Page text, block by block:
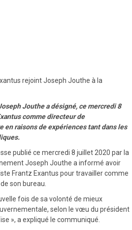
rejoint Joseph Jouthe à la
Jouthe a désigné, ce mercredi 8
comme directeur de
en raisons de expériences tant dans les
publié ce mercredi 8 juillet 2020 par la
Joseph Jouthe a informé avoir
Frantz Exantus pour travailler comme
son bureau.
fois de sa volonté de mieux
selon le vœu du président
», a expliqué le communiqué.